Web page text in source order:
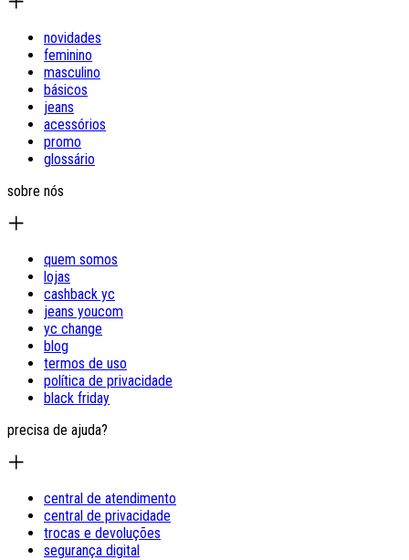
novidades
feminino
masculino
básicos
jeans
acessórios
promo
glossário
sobre nós
quem somos
lojas
cashback yc
jeans youcom
yc change
blog
termos de uso
política de privacidade
black friday
precisa de ajuda?
central de atendimento
central de privacidade
trocas e devoluções
segurança digital